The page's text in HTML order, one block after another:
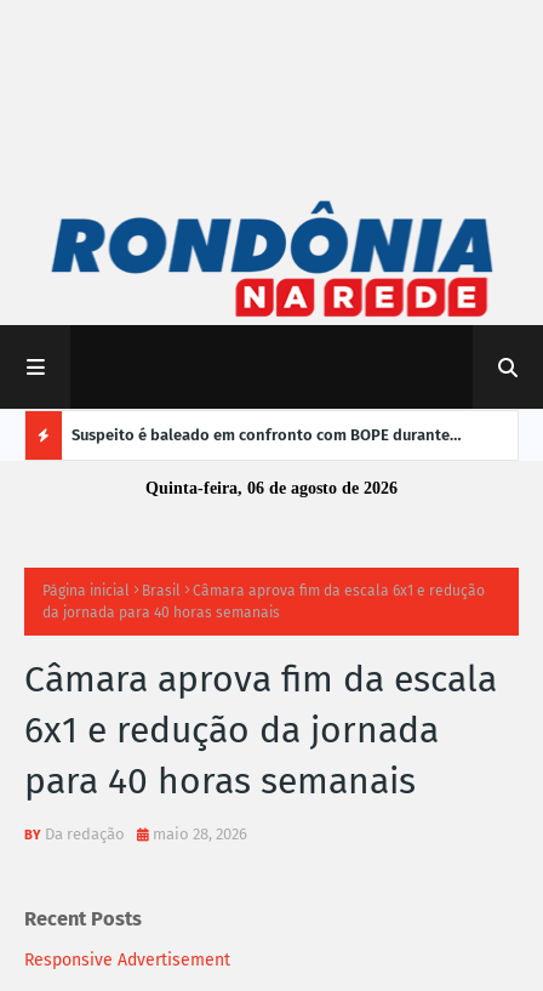
A
S
N
C
I
Brasil Suspeito é baleado em confronto com BOPE durante
operação em Porto Velho
Quinta-feira, 06 de agosto de 2026
Página inicial Brasil
Câmara aprova fim da escala 6x1 e redução
da jornada para 40 horas semanais
Câmara aprova fim da escala
6x1 e redução da jornada
para 40 horas semanais
Da redação maio 28, 2026
Recent Posts
Responsive Advertisement